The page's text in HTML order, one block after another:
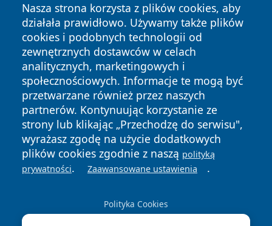
Nasza strona korzysta z plików cookies, aby
działała prawidłowo. Używamy także plików
cookies i podobnych technologii od
zewnętrznych dostawców w celach
analitycznych, marketingowych i
społecznościowych. Informacje te mogą być
przetwarzane również przez naszych
partnerów. Kontynuując korzystanie ze
strony lub klikając „Przechodzę do serwisu",
wyrażasz zgodę na użycie dodatkowych
plików cookies zgodnie z naszą polityką
prywatności. Zaawansowane ustawienia .
Polityka Cookies
Copyright © 2026 24slupsk.pl Wszystkie prawa zastrzeżone.
News Autorzy
Polityka
Prywatności
Polityka
Cookies